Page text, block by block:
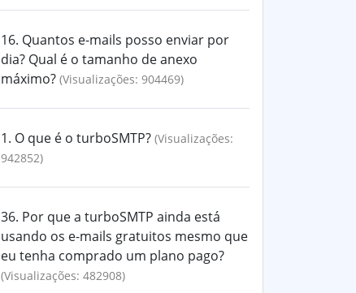
16. Quantos e-mails posso enviar por
dia? Qual é o tamanho de anexo
máximo? (Visualizações: 904469)
1. O que é o turboSMTP? (Visualizações:
942852)
36. Por que a turboSMTP ainda está
usando os e-mails gratuitos mesmo que
eu tenha comprado um plano pago?
(Visualizações: 482908)